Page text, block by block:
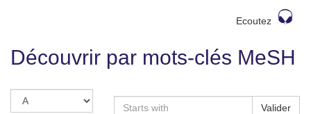
Ecoutez
Découvrir par mots-clés MeSH
Valider